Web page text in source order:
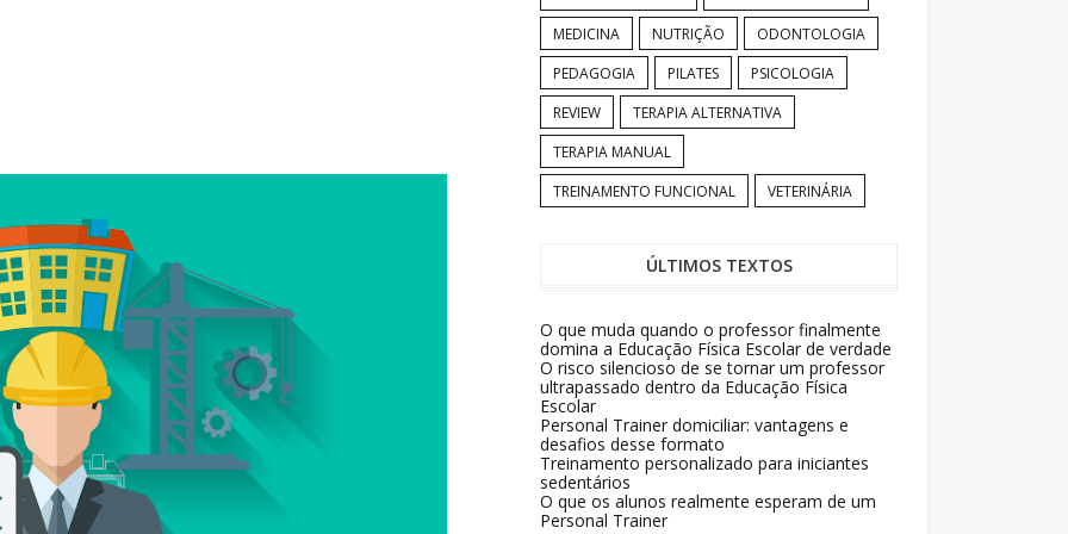
MEDICINA
NUTRIÇÃO
ODONTOLOGIA
PEDAGOGIA
PILATES
PSICOLOGIA
REVIEW
TERAPIA ALTERNATIVA
TERAPIA MANUAL
TREINAMENTO FUNCIONAL
VETERINÁRIA
ÚLTIMOS TEXTOS
O que muda quando o professor finalmente
domina a Educação Física Escolar de verdade
O risco silencioso de se tornar um professor
ultrapassado dentro da Educação Física
Escolar
Personal Trainer domiciliar: vantagens e
desafios desse formato
Treinamento personalizado para iniciantes
sedentários
O que os alunos realmente esperam de um
Personal Trainer